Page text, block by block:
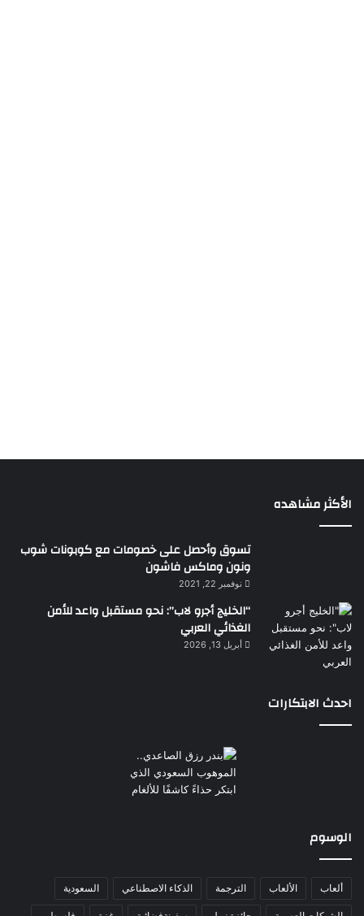
الأكثر مشاهده
تسوق وأحصل على خصومات مع كوبونات شوب
ونون وماكس فاشون
نوفمبر 22, 2021
“الخليج أجرو لاب”: نحو مستقبل واعد للأمن
الغذائي العربي
أبريل 13, 2026
احدث الابتكارات
الوسوم
ألعاب الألعاب الترجمة الذكاء الاصطناعي السعودية